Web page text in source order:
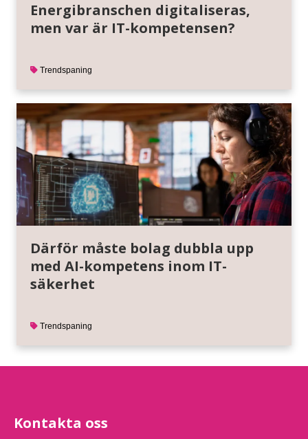
Energibranschen digitaliseras,
men var är IT-kompetensen?
Trendspaning
Därför måste bolag dubbla upp
med AI-kompetens inom IT-
säkerhet
Trendspaning
Kontakta oss